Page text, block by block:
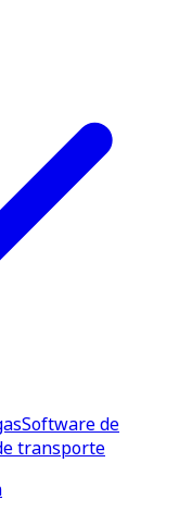
Software de
transporte